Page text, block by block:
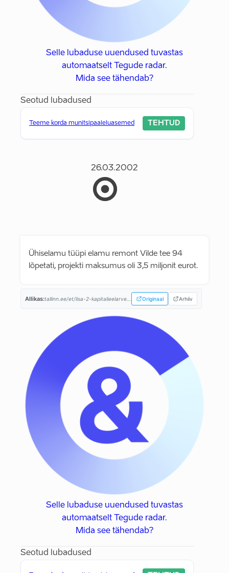
Selle lubaduse uuendused tuvastas
automaatselt Tegude radar.
Mida see tähendab?
Seotud lubadused
Teeme korda munitsipaaleluasemed TEHTUD
26.03.2002
Ühiselamu tüüpi elamu remont Vilde tee 94
lõpetati, projekti maksumus oli 3,5 miljonit eurot.
Allikas:tallinn.ee/et/lisa-2-kapitalieelarve... Originaal Arhiiv
Selle lubaduse uuendused tuvastas
automaatselt Tegude radar.
Mida see tähendab?
Seotud lubadused